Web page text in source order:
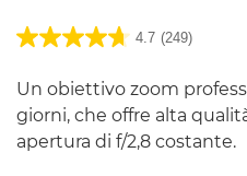
4.7 (249)
Un obiettivo zoom
giorni, che offre alta
apertura di f/2,8 costante.